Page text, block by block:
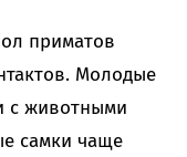
приматов
Молодые
с животными
самки чаще